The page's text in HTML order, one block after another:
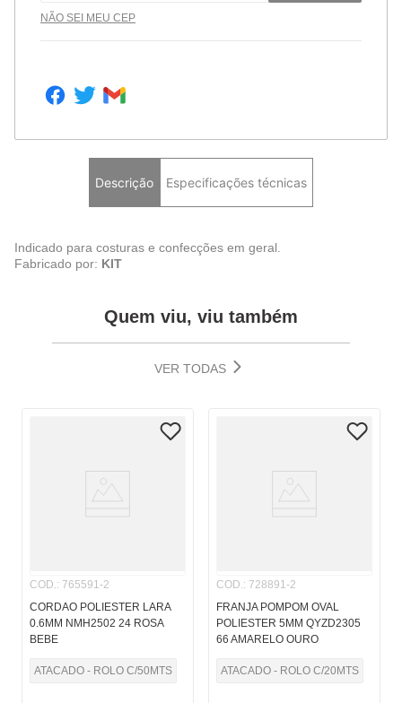
NÃO SEI MEU CEP
Descrição Especificações técnicas
Indicado para costuras e confecções em geral.
Fabricado por: KIT
Quem viu, viu também
VER TODAS
COD.: 765591-2
CORDAO POLIESTER LARA
0.6MM NMH2502 24 ROSA
BEBE
ATACADO - ROLO C/50MTS
COD.: 728891-2
FRANJA POMPOM OVAL
POLIESTER 5MM QYZD2305
66 AMARELO OURO
ATACADO - ROLO C/20MTS